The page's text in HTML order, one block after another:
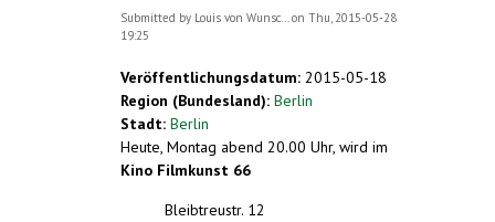
Submitted by Louis von Wunsc...on Thu, 2015-05-28
19:25
Veröffentlichungsdatum: 2015-05-18
Region (Bundesland): Berlin
Stadt: Berlin
Heute, Montag abend 20.00 Uhr, wird im
Kino Filmkunst 66
Bleibtreustr. 12